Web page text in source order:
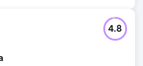
classificadas como No Mercado
de 21% na porcentagem de
de 32% nos gastos atrás de
como No Mercado para
4.8